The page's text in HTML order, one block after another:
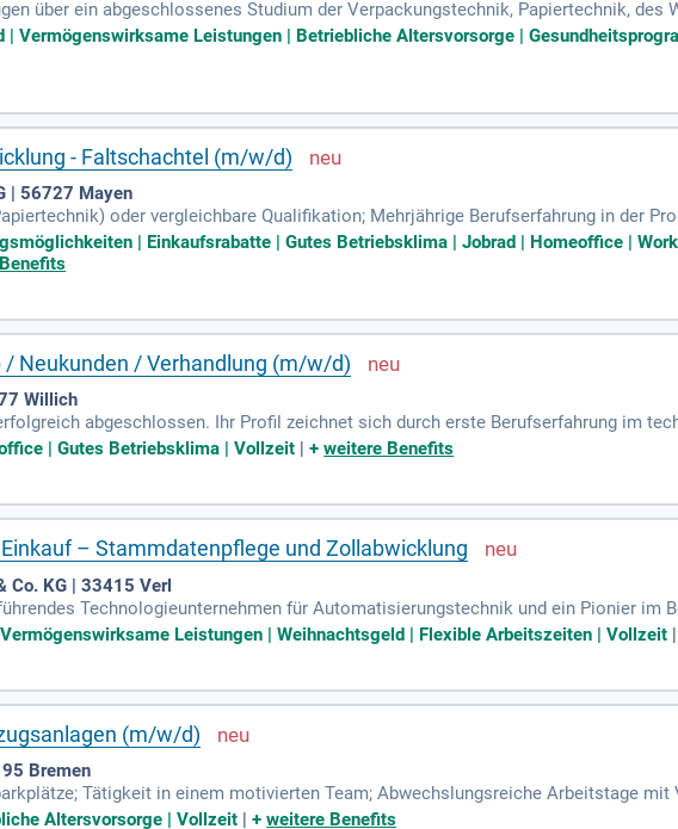
über ein abgeschlossenes Studium der Verpackungstechnik, Papiertechnik, des
| Vermögenswirksame Leistungen | Betriebliche Altersvorsorge |
- Faltschachtel (m/w/d)
| 56727 Mayen
oder vergleichbare Qualifikation; Mehrjährige Berufserfahrung in der
oder alternativ im Umfeld technisch anspruchsvoller Produkte; Kenntnisse in
| Einkaufsrabatte | Gutes Betriebsklima | Jobrad | Homeoffice |
/ Neukunden / Verhandlung (m/w/d)
Willich
abgeschlossen. Ihr Profil zeichnet sich durch erste Berufserfahrung im
| Gutes Betriebsklima | Vollzeit |+weitere Benefits
– Stammdatenpflege und Zollabwicklung
Co. KG | 33415 Verl
Technologieunternehmen für Automatisierungstechnik und ein Pionier im
Leistungen | Weihnachtsgeld | Flexible Arbeitszeiten | Vollzeit
(m/w/d)
Bremen
Tätigkeit in einem motivierten Team; Abwechslungsreiche Arbeitstage mit
Digitalisierte Systemunterstützung (papierlos); Flache
Altersvorsorge | Vollzeit |+weitere Benefits